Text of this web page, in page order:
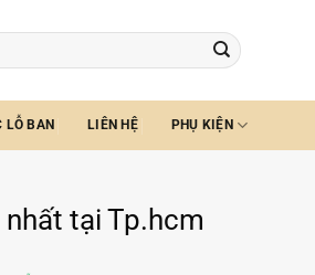
LỖ BAN LIÊN HỆ PHỤ KIỆN
tại Tp.hcm